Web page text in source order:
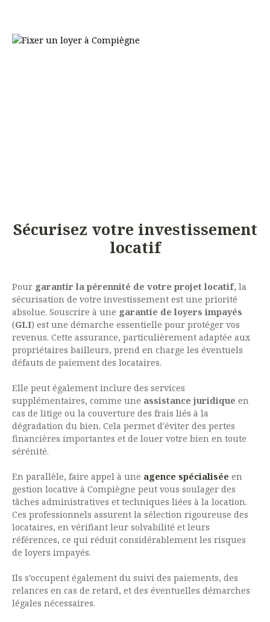
Sécurisez votre investissement
locatif
Pour garantir la pérennité de votre projet locatif, la
sécurisation de votre investissement est une priorité
absolue. Souscrire à une garantie de loyers impayés
(GLI) est une démarche essentielle pour protéger vos
revenus. Cette assurance, particulièrement adaptée aux
propriétaires bailleurs, prend en charge les éventuels
défauts de paiement des locataires.
Elle peut également inclure des services
supplémentaires, comme une assistance juridique en
cas de litige ou la couverture des frais liés à la
dégradation du bien. Cela permet d'éviter des pertes
financières importantes et de louer votre bien en toute
sérénité.
En parallèle, faire appel à une agence spécialisée en
gestion locative à Compiègne peut vous soulager des
tâches administratives et techniques liées à la location.
Ces professionnels assurent la sélection rigoureuse des
locataires, en vérifiant leur solvabilité et leurs
références, ce qui réduit considérablement les risques
de loyers impayés.
Ils s’occupent également du suivi des paiements, des
relances en cas de retard, et des éventuelles démarches
légales nécessaires.